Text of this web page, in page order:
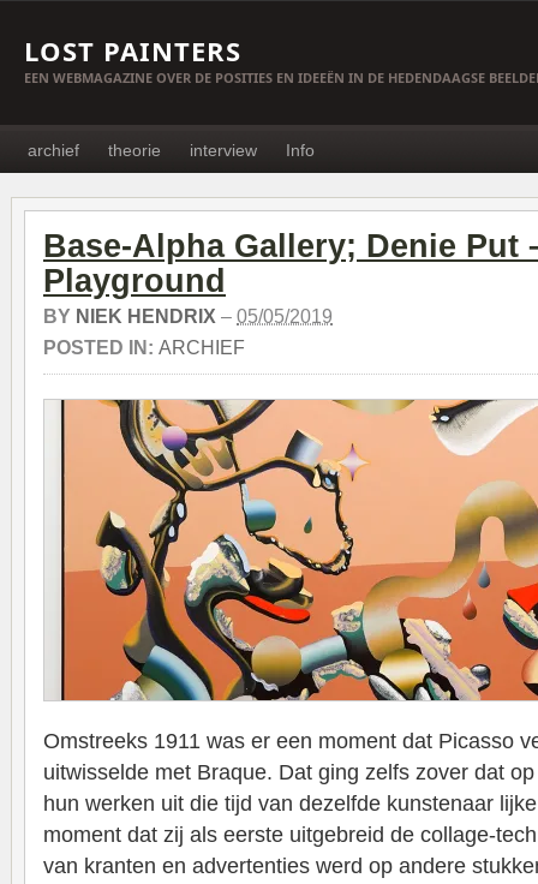
LOST PAINTERS
EEN WEBMAGAZINE OVER DE POSITIES EN IDEEËN IN DE HEDENDAAGSE
archief theorie interview Info
Base-Alpha Gallery; Denie Put
Playground
BY NIEK HENDRIX – 05/05/2019
POSTED IN: ARCHIEF
Omstreeks 1911 was er een moment dat Picasso
uitwisselde met Braque. Dat ging zelfs zover dat
hun werken uit die tijd van dezelfde kunstenaar
moment dat zij als eerste uitgebreid de collage-
van kranten en advertenties werd op andere